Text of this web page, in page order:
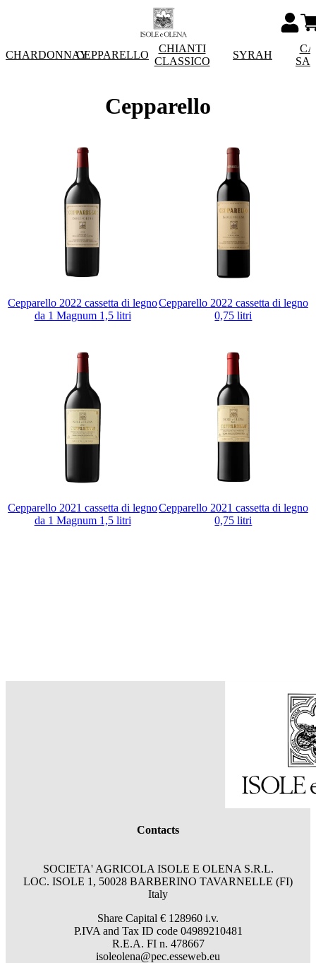
CHARDONNAYCEPPARELLO
CHIANTI
CLASSICO
SYRAH
Cepparello
Cepparello 2022 cassetta di legno
da 1 Magnum 1,5 litri
Cepparello 2022 cassetta di legno
0,75 litri
Cepparello 2021 cassetta di legno
da 1 Magnum 1,5 litri
Cepparello 2021 cassetta di legno
0,75 litri
Contacts
SOCIETA' AGRICOLA ISOLE E OLENA S.R.L.
LOC. ISOLE 1, 50028 BARBERINO TAVARNELLE (FI)
Italy
Share Capital € 128960 i.v.
P.IVA and Tax ID code 04989210481
R.E.A. FI n. 478667
isoleolena@pec.esseweb.eu